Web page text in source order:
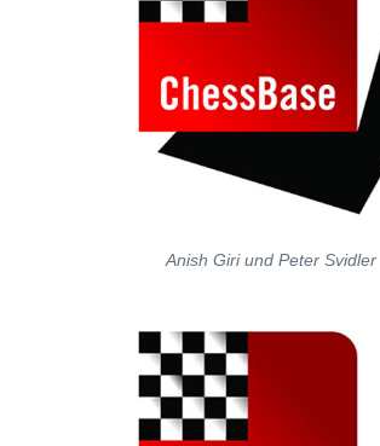
Anish Giri und Peter Svidler